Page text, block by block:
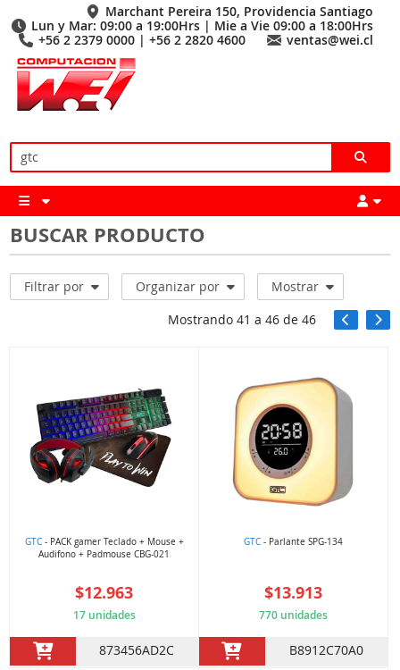
Marchant Pereira 150, Providencia Santiago
Lun y Mar: 09:00 a 19:00Hrs | Mie a Vie 09:00 a 18:00Hrs
+56 2 2379 0000 | +56 2 2820 4600
ventas@wei.cl
BUSCAR PRODUCTO
Filtrar por Organizar por
Mostrar
Mostrando 41 a 46de 46
GTC- PACK gamer Teclado + Mouse +
Audifono + Padmouse CBG-021
$12.963
17 unidades
873456AD2C
GTC- Parlante SPG-134
$13.913
770 unidades
B8912C70A0